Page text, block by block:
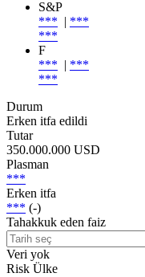
S&P
*** | ***
***
F
*** | ***
***
Durum
Erken itfa edildi
Tutar
350.000.000 USD
Plasman
***
Erken itfa
*** (-)
Tahakkuk eden faiz
Veri yok
Risk Ülke